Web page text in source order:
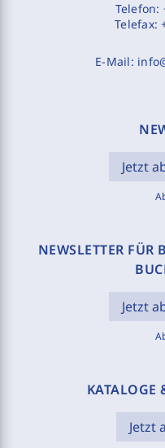
Telefon:
Telefax:
E-Mail:
Jetzt
NEWSLETTER
Jetzt
KATALOGE
Jetzt